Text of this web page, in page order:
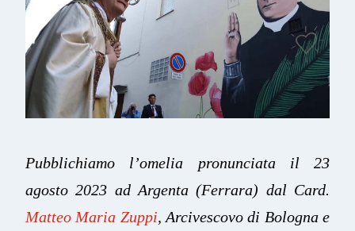
Pubblichiamo l’omelia pronunciata il 23
agosto 2023 ad Argenta (Ferrara) dal Card.
Matteo Maria Zuppi, Arcivescovo di Bologna e